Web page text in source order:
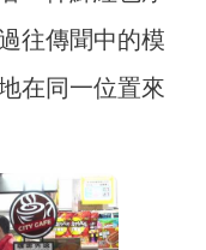
往傳聞中的模
在同一位置來